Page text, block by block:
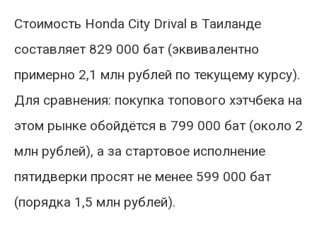
Стоимость Honda City Drival в Таиланде
составляет 829 000 бат (эквивалентно
примерно 2,1 млн рублей по текущему курсу).
Для сравнения: покупка топового хэтчбека на
этом рынке обойдётся в 799 000 бат (около 2
млн рублей), а за стартовое исполнение
пятидверки просят не менее 599 000 бат
(порядка 1,5 млн рублей).